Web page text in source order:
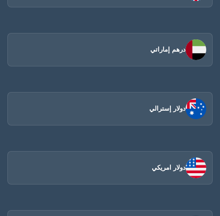
درهم إماراتي
دولار إسترالي
دولار امريكي